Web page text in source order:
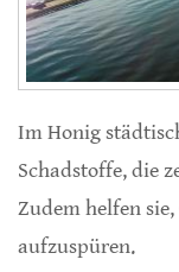
Im Honig
Schadstoffe, die
Zudem helfen
aufzuspüren.